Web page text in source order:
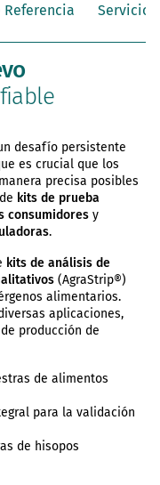
Servicio
desafío persistente
es crucial que los
precisa posibles
kits de prueba
consumidores y
.
kits de análisis de
(AgraStrip®)
alimentarios.
aplicaciones,
producción de
de alimentos
para la validación
de hisopos